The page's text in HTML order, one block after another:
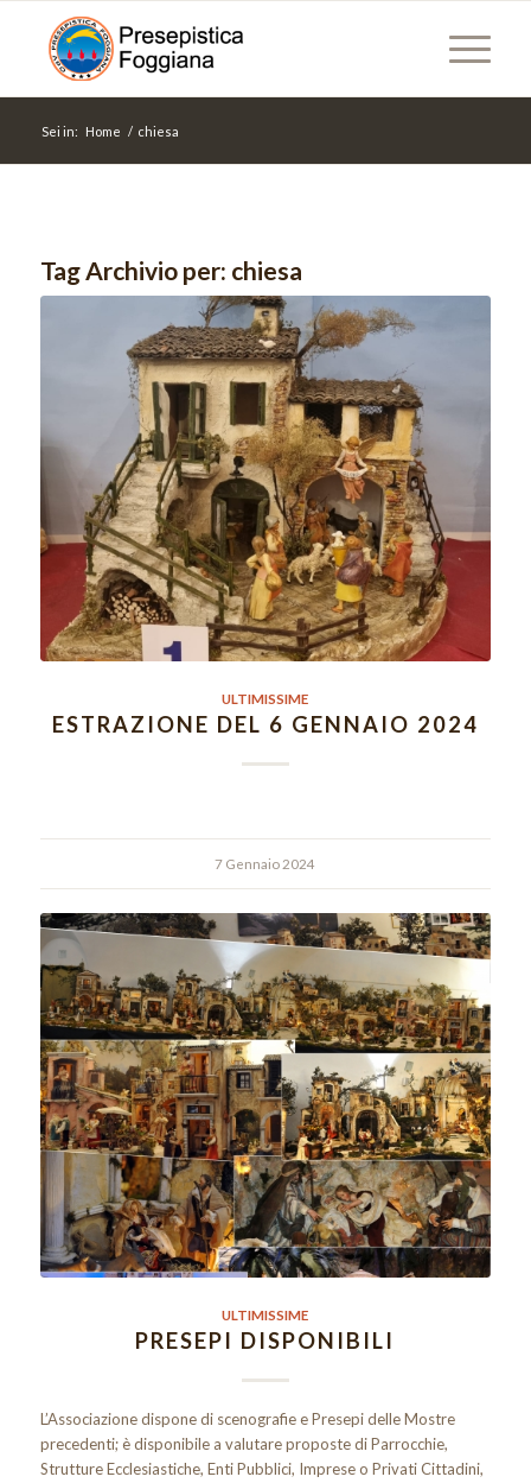
Sei in: Home / chiesa
Tag Archivio per: chiesa
ULTIMISSIME
ESTRAZIONE DEL 6 GENNAIO 2024
7 Gennaio 2024
ULTIMISSIME
PRESEPI DISPONIBILI
L’Associazione dispone di scenografie e Presepi delle Mostre
precedenti; è disponibile a valutare proposte di Parrocchie,
Strutture Ecclesiastiche, Enti Pubblici, Imprese o Privati Cittadini,